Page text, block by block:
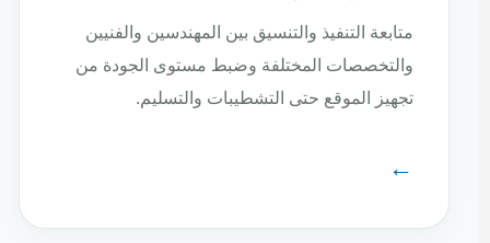
متابعة التنفيذ والتنسيق بين المهندسين والفنيين
والتخصصات المختلفة وضبط مستوى الجودة من
تجهيز الموقع حتى التشطيبات والتسليم.
←